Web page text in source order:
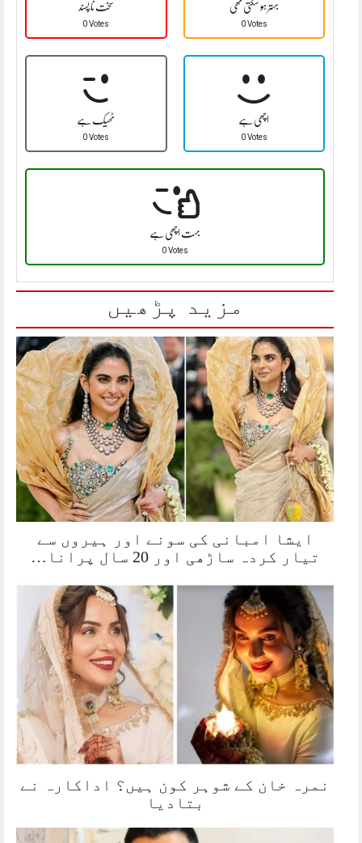
سخت نا پسند
0 Votes
بہتر ہو سکتی تھی
0 Votes
ٹھیک ہے
0 Votes
اچھی ہے
0 Votes
بہت اچھی ہے
0 Votes
مزید پڑھیں
ایشا امبانی کی سونے اور ہیروں سے
تیار کردہ ساڑھی اور 20 سال پرانا…
نمرہ خان کے شوہر کون ہیں؟ اداکارہ نے
بتادیا